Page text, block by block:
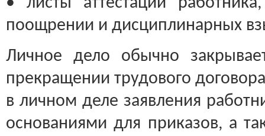
поощрении и дисциплинарных
Личное дело обычно
прекращении трудового
в личном деле заявления
основаниями для приказов, а